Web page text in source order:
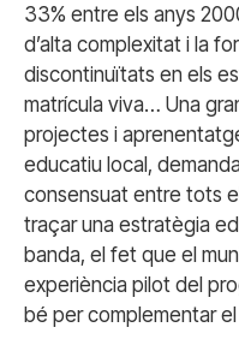
33% entre els anys
d’alta complexitat i la
discontinuïtats en els
matrícula viva… Una
projectes i
educatiu local,
consensuat entre tots
traçar una estratègia
banda, el fet que el
experiència pilot del
bé per complementar